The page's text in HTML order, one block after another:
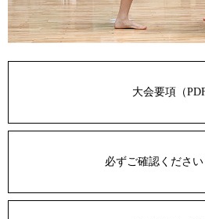
大会要項（PDF
必ずご確認ください